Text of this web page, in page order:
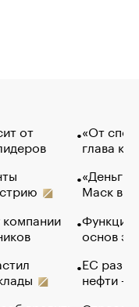
от
«От
глава
«Деньги
Маск в
Функции
основ
ЕС
нефти —